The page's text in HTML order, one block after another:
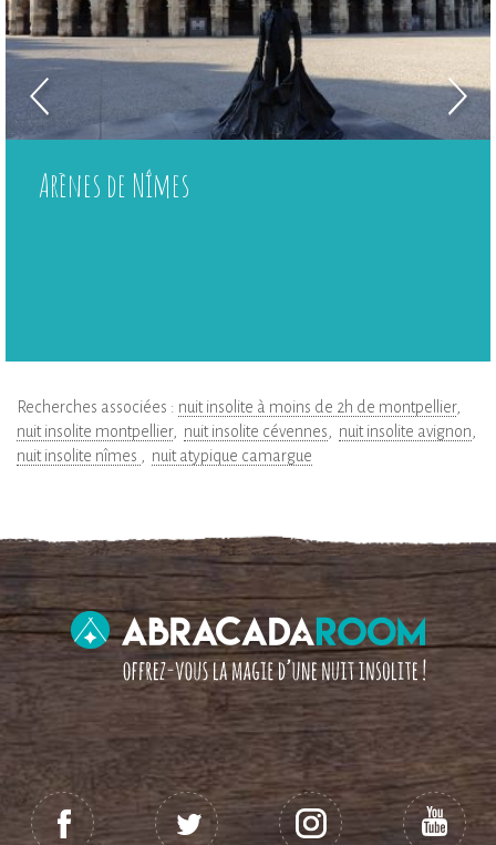
Arènes de Nîmes
Recherches associées : nuit insolite à moins de 2h de montpellier
nuit insolite montpellier
nuit insolite cévennes
nuit insolite avignon
nuit insolite nîmes
nuit atypique camargue